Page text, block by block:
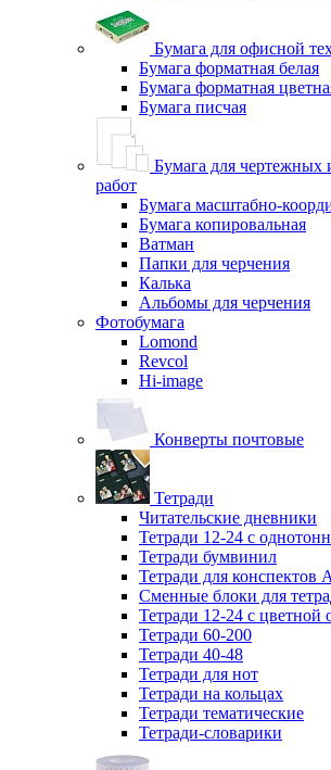
Бумага для офисной
Бумага форматная белая
Бумага форматная
Бумага писчая
Бумага для чертежных
работ
Бумага масштабно-
Бумага копировальная
Ватман
Папки для черчения
Калька
Альбомы для черчения
Фотобумага
Lomond
Revcol
Hi-image
Конверты почтовые
Тетради
Читательские дневники
Тетради 12-24 с
Тетради бумвинил
Тетради для конспектов
Сменные блоки для
Тетради 12-24 с цветной
Тетради 60-200
Тетради 40-48
Тетради для нот
Тетради на кольцах
Тетради тематические
Тетради-словарики